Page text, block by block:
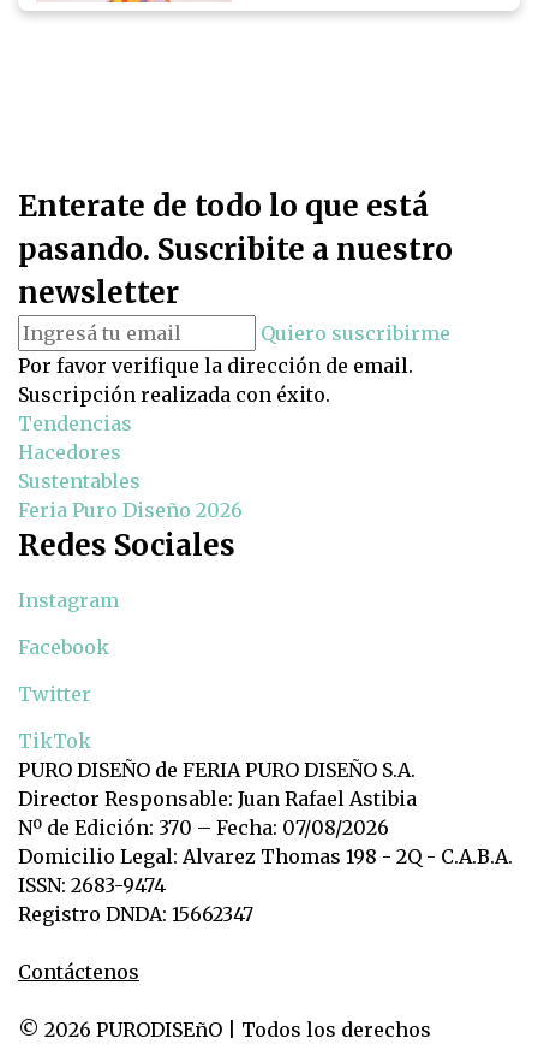
Enterate de todo lo que está
pasando. Suscribite a nuestro
newsletter
Quiero suscribirme
Por favor verifique la dirección de email.
Suscripción realizada con éxito.
Tendencias
Hacedores
Sustentables
Feria Puro Diseño 2026
Redes Sociales
Instagram
Facebook
Twitter
TikTok
PURO DISEÑO de FERIA PURO DISEÑO S.A.
Director Responsable: Juan Rafael Astibia
Nº de Edición: 370 – Fecha: 07/08/2026
Domicilio Legal: Alvarez Thomas 198 - 2Q - C.A.B.A.
ISSN: 2683-9474
Registro DNDA: 15662347
Contáctenos
© 2026 PURODISEñO | Todos los derechos